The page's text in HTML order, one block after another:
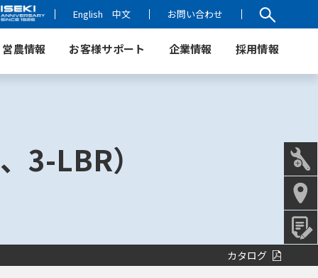
English 中文 お問い合わせ
営農情報 お客様サポート 企業情報 採用情報
3-LBR）
カタログ